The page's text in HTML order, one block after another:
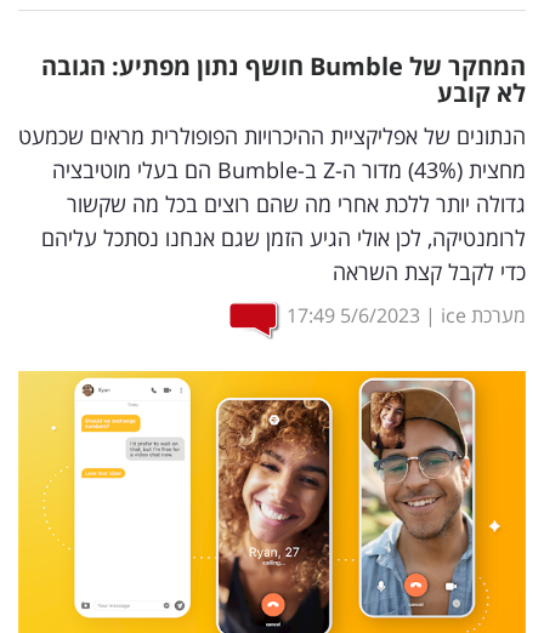
דיגיטל
וטק
שיווק
ופרסום
משפט
ומחקרים
דעות
רכילות
עסקית
קריפטו
המחקר של Bumble חושף נתון מפתיע: הגובה
לא קובע
הנתונים של אפליקציית ההיכרויות הפופולרית מראים שכמעט
מחצית (43%) מדור ה-Z ב-Bumble הם בעלי מוטיבציה
גדולה יותר ללכת אחרי מה שהם רוצים בכל מה שקשור
לרומנטיקה, לכן אולי הגיע הזמן שגם אנחנו נסתכל עליהם
כדי לקבל קצת השראה
מערכת ice |
5/6/2023
17:49